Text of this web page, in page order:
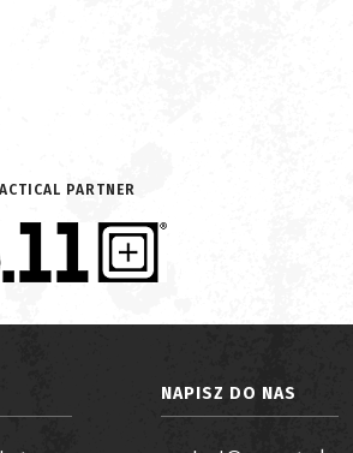
PARTNER
NAPISZ DO NAS